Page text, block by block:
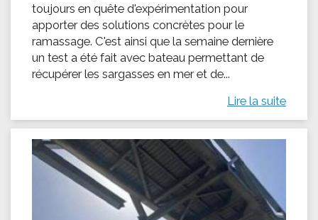
toujours en quête d'expérimentation pour
apporter des solutions concrètes pour le
ramassage. C'est ainsi que la semaine dernière
un test a été fait avec bateau permettant de
récupérer les sargasses en mer et de...
Lire la suite